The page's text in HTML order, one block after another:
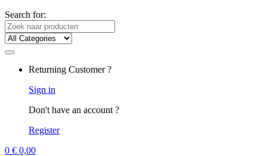
Search for:
Returning Customer ?
Sign in
Don't have an account ?
Register
0 € 0,00